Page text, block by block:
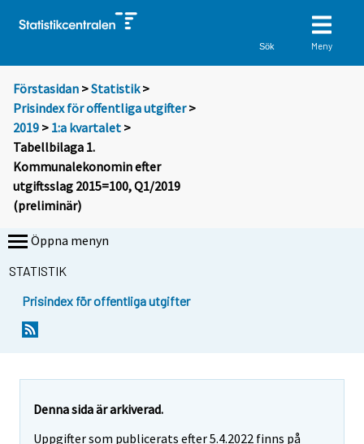
Sök Meny
Förstasidan >Statistik >
Prisindex för offentliga utgifter>
2019 > 1:a kvartalet >
Tabellbilaga 1.
Kommunalekonomin efter
utgiftsslag 2015=100, Q1/2019
(preliminär)
Öppna menyn
STATISTIK
Prisindex för offentliga utgifter
Denna sida är arkiverad.
Uppgifter som publicerats efter 5.4.2022 finns på